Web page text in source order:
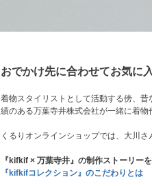
おでかけ先に合わせてお気に
着物スタイリストとして活動する傍、
績のある万葉寺井株式会社が一緒に着物
くるりオンラインショップでは、大川
『kifkif × 万葉寺井』の制作ストーリー
『kifkifコレクション』のこだわりとは